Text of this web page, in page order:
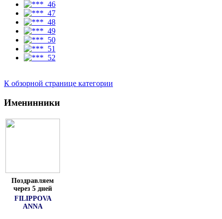
К обзорной странице категории
Именинники
Поздравляем
через 5 дней
FILIPPOVA
ANNA